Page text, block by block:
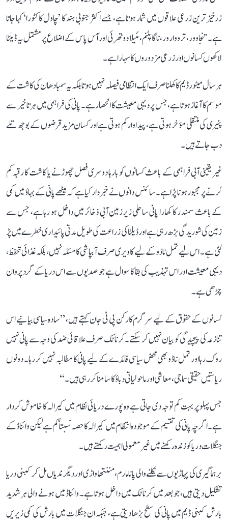
زرخیز ترین زرعی علاقوں میں شمار ہوتا ہے، جسے اکثر جنوبی ہند کا ’چاول کا کٹورا‘ کہا جاتا
ہے۔ تنجاوور، ترووارور، ناگاپٹنم، مئیلا دوتھرئی اور آس پاس کے اضلاع پر مشتمل یہ ڈیلٹا
لاکھوں کسانوں اور زرعی مزدوروں کا سہارا ہے۔
ہر سال میٹور ڈیم کا کھلنا صرف ایک انتظامی فیصلہ نہیں ہوتا بلکہ یہ سمبا دھان کی کاشت کے
موسم کا آغاز ہوتا ہے، جس پر دیہی معیشت کا انحصار ہے۔ پانی کی فراہمی میں ہر تاخیر سے
پنیری کی منتقلی مؤخر ہوتی ہے، پیداوار کم ہوتی ہے اور کسان مزید قرضوں کے بوجھ تلے
دب جاتے ہیں۔
غیر یقینی آبی فراہمی کے باعث کسانوں کو بارہا دوسری فصل چھوڑنے یا کاشت کا رقبہ کم
کرنے پر مجبور ہونا پڑا ہے۔ سائنس دانوں نے خبردار کیا ہے کہ میٹھے پانی کے بہاؤ میں کمی
کے باعث سمندر کا کھارا پانی ساحلی زیرزمین آبی ذخائر میں داخل ہو رہا ہے، جس سے
زمین کی شوریدگی بڑھ رہی ہے اور ڈیلٹا کی زراعت کی طویل مدتی پائیداری خطرے میں پڑ
گئی ہے۔ اس لیے تمل ناڈو کے لیے کاویری صرف آبپاشی کا مسئلہ نہیں، بلکہ غذائی تحفظ،
دیہی معیشت اور اس تہذیب کی بقا کا سوال ہے جو صدیوں سے اس دریا کے گرد پروان
چڑھی ہے۔
کسانوں کے حقوق کے لیے سرگرم کارکن پی ٹی جان کہتے ہیں، ’’سادہ سیاسی بیانیے اس
تنازعہ کی پیچیدگی کو بیان نہیں کر سکتے۔ کرناٹک صرف علاقائی ضد کی وجہ سے پانی نہیں
روک رہا اور تمل ناڈو بھی محض سیاسی فائدے کے لیے پانی کا مطالبہ نہیں کر رہا۔ دونوں
ریاستیں حقیقی سماجی، معاشی اور ماحولیاتی دباؤ کا سامنا کر رہی ہیں۔‘‘
جس پہلو پر بہت کم توجہ دی جاتی ہے وہ پورے دریائی نظام میں کیرالہ کا خاموش کردار
ہے۔ اگرچہ پانی کی تقسیم کے موجودہ انتظام میں کیرالہ کا حصہ نسبتاً کم ہے لیکن وائناڈ کے
جنگلات دریا کو زندہ رکھنے میں غیر معمولی اہمیت رکھتے ہیں۔
برہماگیری کی پہاڑیوں سے نکلنے والی پانامارم، مننتھاواڑی اور دیگر ندیاں مل کر کبنی دریا
تشکیل دیتی ہیں، جو بعد میں کرناٹک میں داخل ہوتا ہے۔ وائناڈ میں ہونے والی ہر شدید
بارش کبنی ڈیم میں پانی کی سطح بڑھا دیتی ہے، جبکہ ان جنگلات میں بارش کی کمی زیریں